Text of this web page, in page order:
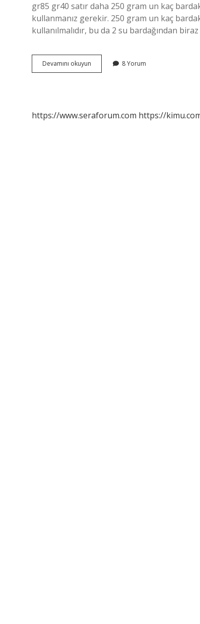
gr85 gr40 satır daha 250 gram un kaç
kullanmanız gerekir. 250 gram un kaç
kullanılmalıdır, bu da 2 su bardağından
Devamını okuyun
Gr
8 Yorum
https://www.seraforum.com https://